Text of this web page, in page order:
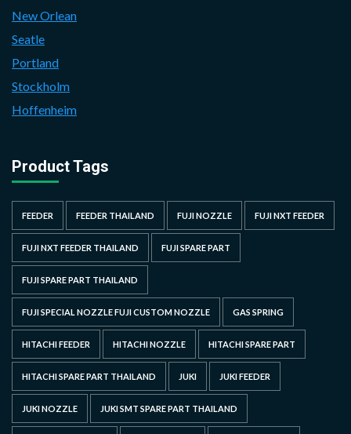
New Orlean
Seatle
Portland
Stockholm
Hoffenheim
Product Tags
FEEDER FEEDER THAILAND FUJI NOZZLE FUJI NXT FEEDER
FUJI NXT FEEDER THAILAND FUJI SPARE PART
FUJI SPARE PART THAILAND
FUJI SPECIAL NOZZLE FUJI CUSTOM NOZZLE GAS SPRING
HITACHI FEEDER HITACHI NOZZLE HITACHI SPARE PART
HITACHI SPARE PART THAILAND JUKI JUKI FEEDER
JUKI NOZZLE JUKI SMT SPARE PART THAILAND